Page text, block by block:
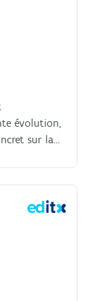
évolution,
sur la